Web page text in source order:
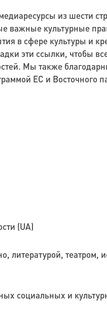
из шести
важные культурные
в сфере культуры и
эти ссылки, чтобы
Мы также
ЕС и Восточного
(UA)
литературой,
социальных и